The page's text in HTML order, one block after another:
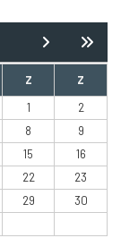
Z
Z
1
2
8
9
15
16
22
23
29
30